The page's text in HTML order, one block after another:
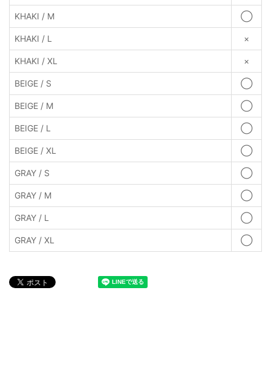
KHAKI / M ◯
KHAKI / L ×
KHAKI / XL ×
BEIGE / S ◯
BEIGE / M ◯
BEIGE / L ◯
BEIGE / XL ◯
GRAY / S ◯
GRAY / M ◯
GRAY / L ◯
GRAY / XL ◯